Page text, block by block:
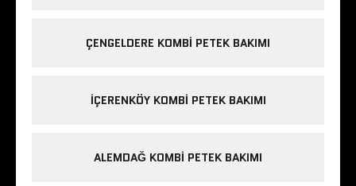
ÇENGELDERE KOMBI PETEK BAKIMI
IÇERENKÖY KOMBI PETEK BAKIMI
ALEMDAĞ KOMBI PETEK BAKIMI